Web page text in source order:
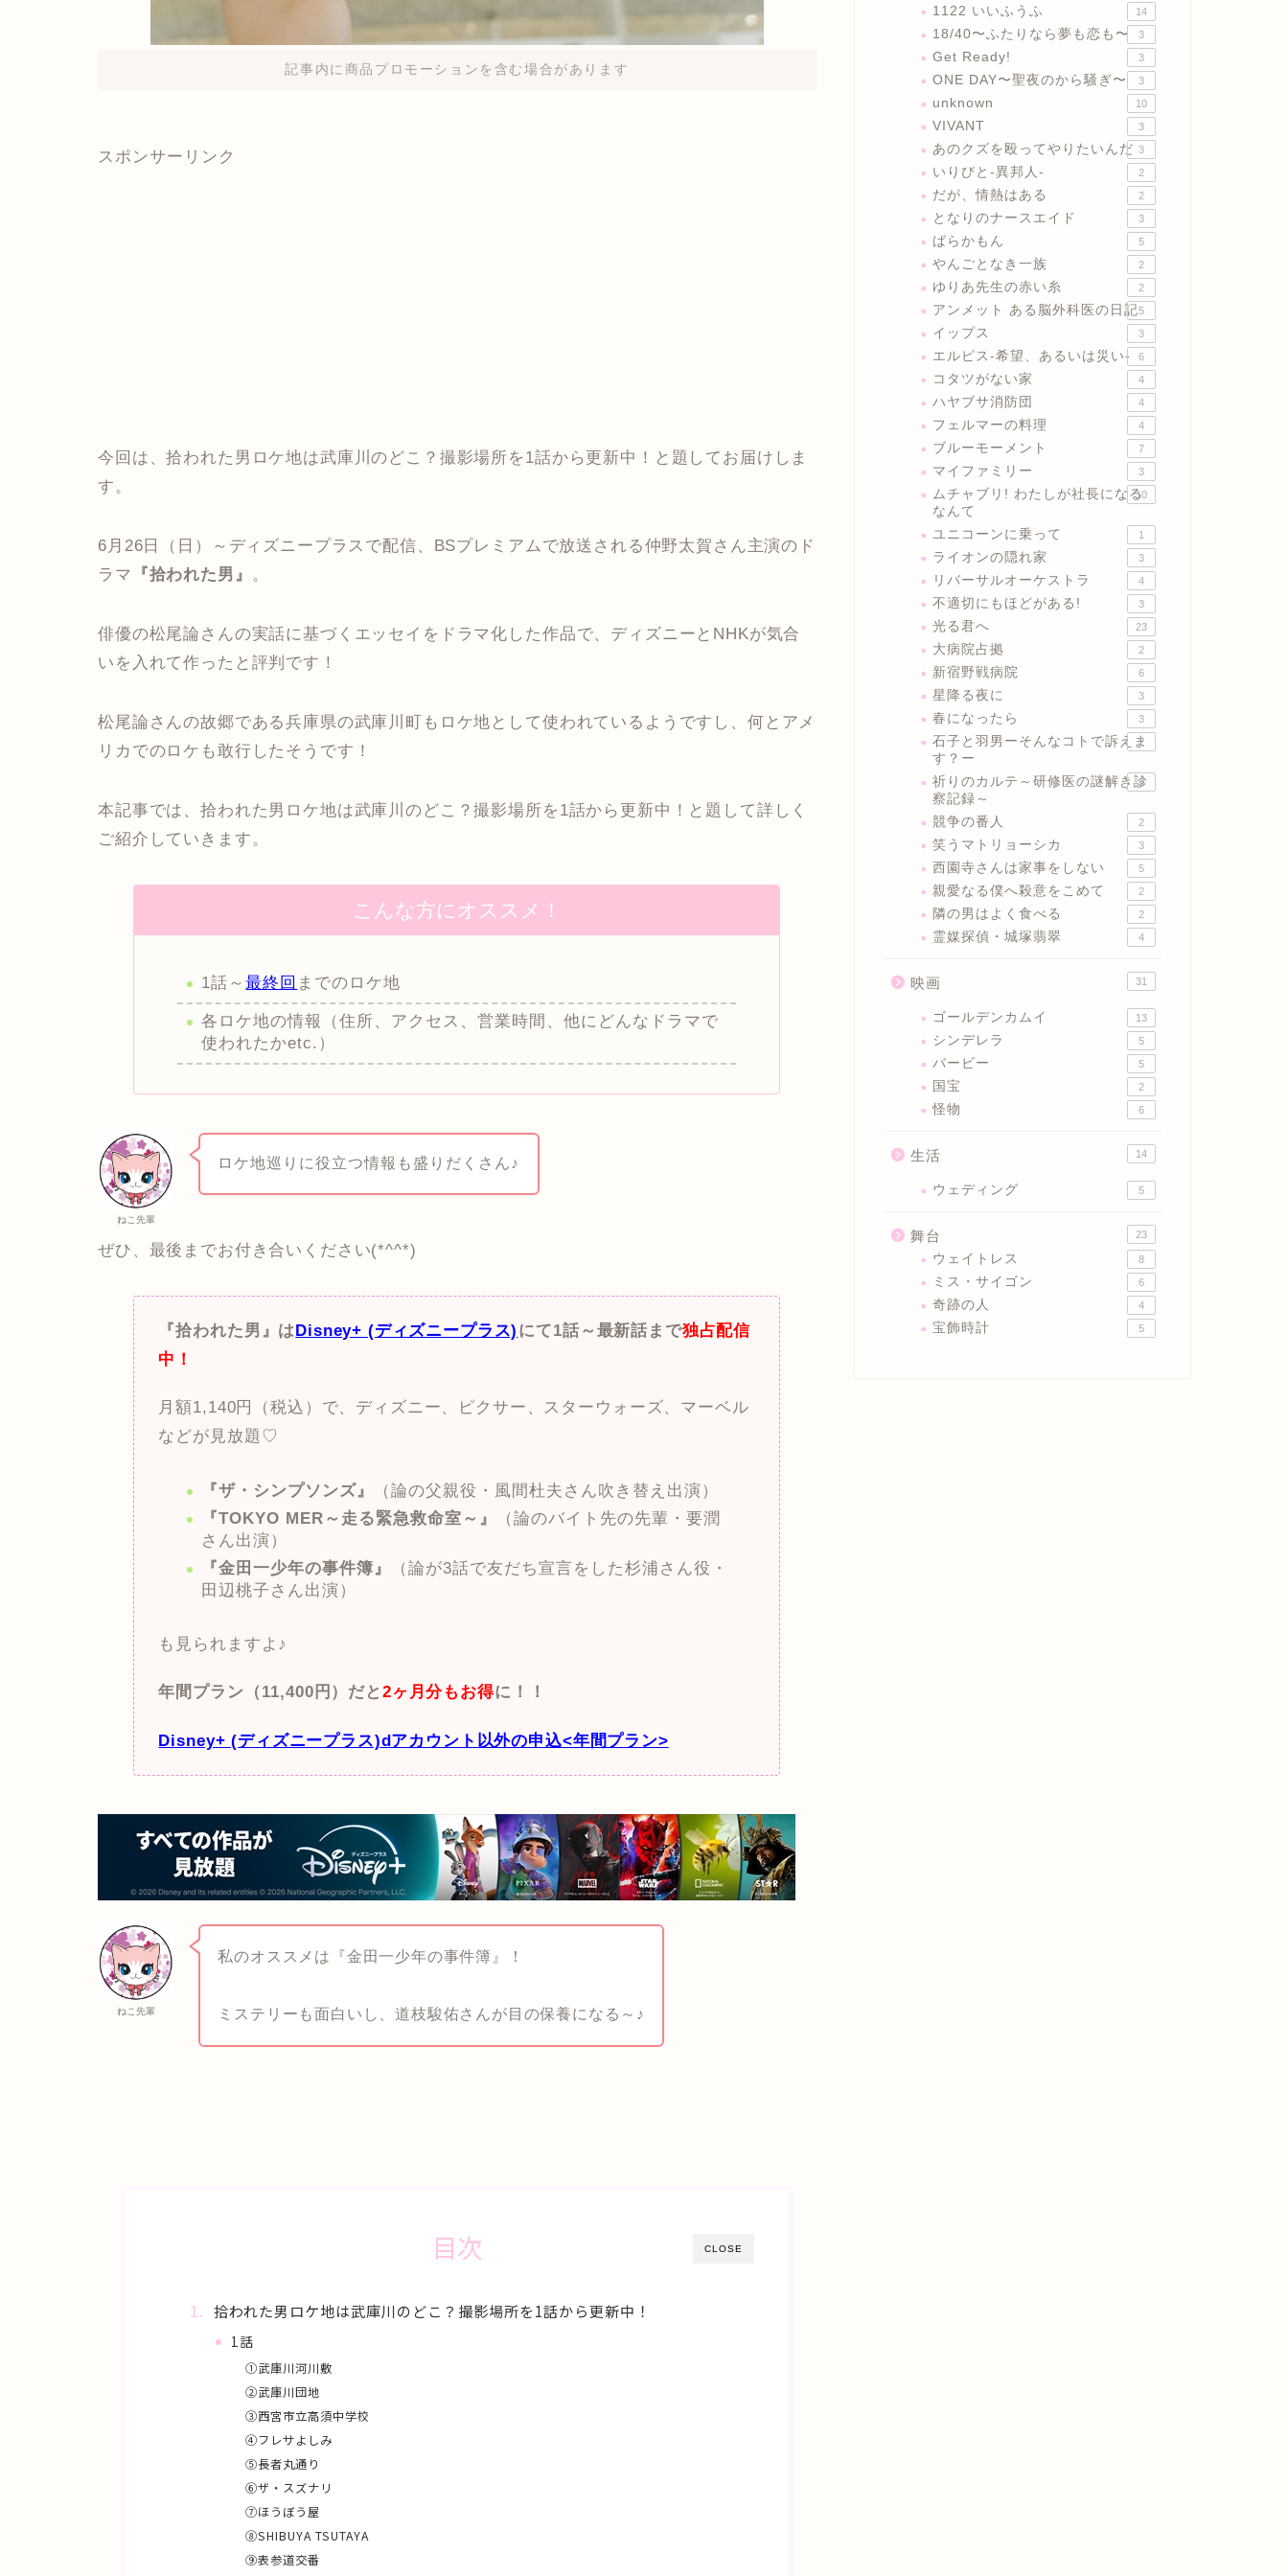
記事内に商品プロモーションを含む場合があります
スポンサーリンク
今回は、拾われた男ロケ地は武庫川のどこ？撮影場所を1話から更新中！と題してお届けしま
す。
6月26日（日）～ディズニープラスで配信、BSプレミアムで放送される仲野太賀さん主演のド
ラマ 『拾われた男』 。
俳優の松尾論さんの実話に基づくエッセイをドラマ化した作品で、ディズニーとNHKが気合
いを入れて作ったと評判です！
松尾論さんの故郷である兵庫県の武庫川町もロケ地として使われているようですし、何とアメ
リカでのロケも敢行したそうです！
本記事では、拾われた男ロケ地は武庫川のどこ？撮影場所を1話から更新中！と題して詳しく
ご紹介していきます。
こんな方にオススメ！
1話～最終回 までのロケ地
各ロケ地の情報（住所、アクセス、営業時間、他にどんなドラマで
使われたかetc.）
ねこ先輩
ロケ地巡りに役立つ情報も盛りだくさん♪
ぜひ、最後までお付き合いください(*^^*)
『拾われた男』はDisney+ (ディズニープラス) にて1話～最新話まで独占配信
中！
月額1,140円（税込）で、ディズニー、ピクサー、スターウォーズ、マーベル
などが見放題♡
『ザ・シンプソンズ』
（論の父親役・風間杜夫さん吹き替え出演）
『TOKYO MER～走る緊急救命室～』
（論のバイト先の先輩・要潤
さん出演）
『金田一少年の事件簿』
（論が3話で友だち宣言をした杉浦さん役・
田辺桃子さん出演）
も見られますよ♪
年間プラン（11,400円）だと 2ヶ月分もお得に！！
Disney+ (ディズニープラス)dアカウント以外の申込<年間プラン>
ねこ先輩
私のオススメは『金田一少年の事件簿』！
ミステリーも面白いし、道枝駿佑さんが目の保養になる～♪
CLOSE
目次
拾われた男ロケ地は武庫川のどこ？撮影場所を1話から更新中！
1話
①武庫川河川敷
②武庫川団地
③西宮市立高須中学校
④フレサよしみ
⑤長者丸通り
⑥ザ・スズナリ
⑦ほうぼう屋
⑧SHIBUYA TSUTAYA
⑨表参道交番
1122 いいふうふ 14
18/40〜ふたりなら夢も恋も〜 3
Get Ready! 3
ONE DAY〜聖夜のから騒ぎ〜 3
unknown 10
VIVANT 3
あのクズを殴ってやりたいんだ 3
いりびと-異邦人- 2
だが、情熱はある 2
となりのナースエイド 3
ばらかもん 5
やんごとなき一族 2
ゆりあ先生の赤い糸 2
アンメット ある脳外科医の日記5
イップス 3
エルピス-希望、あるいは災い- 6
コタツがない家 4
ハヤブサ消防団 4
フェルマーの料理 4
ブルーモーメント 7
マイファミリー 3
ムチャブリ! わたしが社長になる
なんて
10
ユニコーンに乗って 1
ライオンの隠れ家 3
リバーサルオーケストラ 4
不適切にもほどがある! 3
光る君へ 23
大病院占拠 2
新宿野戦病院 6
星降る夜に 3
春になったら 3
石子と羽男ーそんなコトで訴えま
す？ー
2
祈りのカルテ～研修医の謎解き診
察記録～
3
競争の番人 2
笑うマトリョーシカ 3
西園寺さんは家事をしない 5
親愛なる僕へ殺意をこめて 2
隣の男はよく食べる 2
霊媒探偵・城塚翡翠 4
映画 31
ゴールデンカムイ 13
シンデレラ 5
バービー 5
国宝 2
怪物 6
生活 14
ウェディング 5
舞台 23
ウェイトレス 8
ミス・サイゴン 6
奇跡の人 4
宝飾時計 5